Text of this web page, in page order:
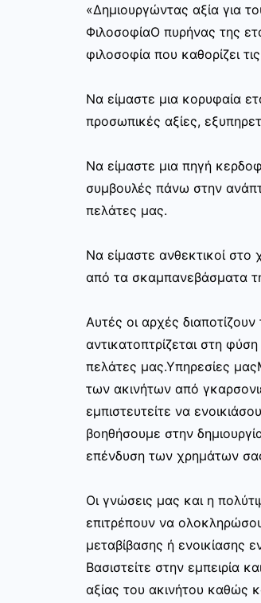
«Δημιουργώντας αξία για
ΦιλοσοφίαΟ πυρήνας της
φιλοσοφία που καθορίζει
Να είμαστε μια κορυφαία
προσωπικές αξίες,
Να είμαστε μια πηγή
συμβουλές πάνω στην
πελάτες μας.
Να είμαστε ανθεκτικοί στο
από τα σκαμπανεβάσματα
Αυτές οι αρχές
αντικατοπτρίζεται στη
πελάτες μας.Υπηρεσίες
των ακινήτων από
εμπιστευτείτε να
βοηθήσουμε στην
επένδυση των χρημάτων
Οι γνώσεις μας και η
επιτρέπουν να
μεταβίβασης ή ενοικίασης
Βασιστείτε στην εμπειρία
αξίας του ακινήτου καθώς